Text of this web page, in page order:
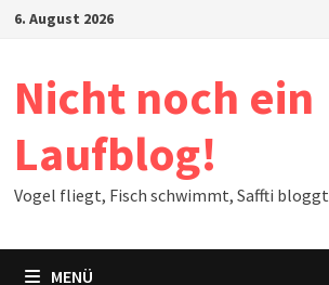
Zum6. August 2026
Nicht noch ein
Laufblog!
Vogel fliegt, Fisch schwimmt, Saffti bloggt
MENÜ